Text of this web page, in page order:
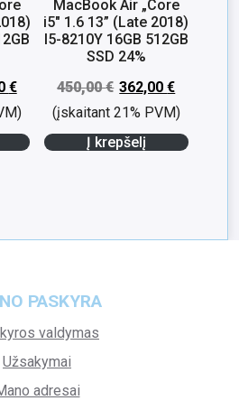
€
MacBook Air „Core
i5″ 1.6 13” (Late 2018)
I5-8210Y 16GB 512GB
SSD 24%
450,00€ 362,00€
(įskaitant 21% PVM)
Į krepšelį
PASKYRA
valdymas
Užsakymai
adresai